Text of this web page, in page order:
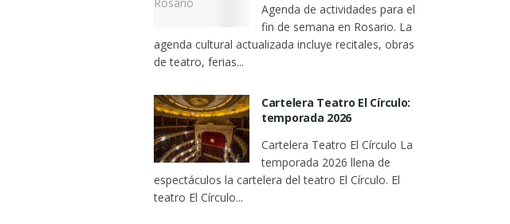
Agenda de actividades para el
fin de semana en Rosario. La
agenda cultural actualizada incluye recitales, obras
de teatro, ferias...
Cartelera Teatro El Círculo:
temporada 2026
Cartelera Teatro El Círculo La
temporada 2026 llena de
espectáculos la cartelera del teatro El Círculo. El
teatro El Círculo...